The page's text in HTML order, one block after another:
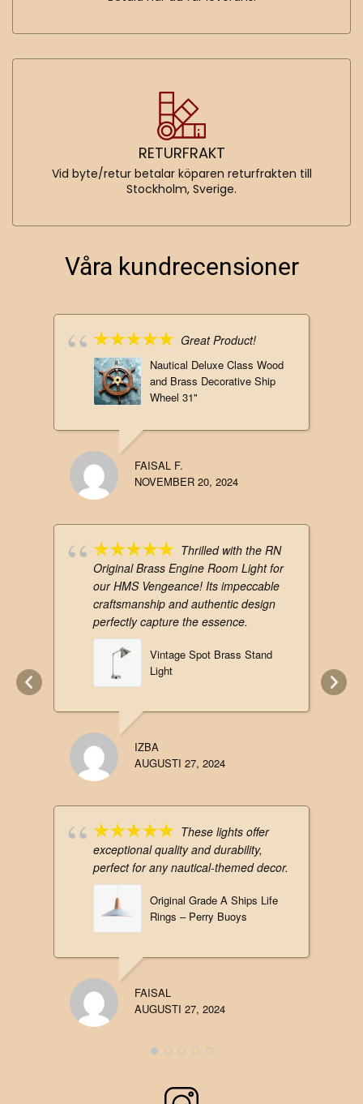
RETURFRAKT
Vid byte/retur betalar köparen returfrakten till
Stockholm, Sverige.
Våra kundrecensioner
Great Product!
Nautical Deluxe Class Wood
and Brass Decorative Ship
Wheel 31"
FAISAL F.
NOVEMBER 20, 2024
Thrilled with the RN
Original Brass Engine Room Light for
our HMS Vengeance! Its impeccable
craftsmanship and authentic design
perfectly capture the essence.
Vintage Spot Brass Stand
Light
IZBA
AUGUSTI 27, 2024
These lights offer
exceptional quality and durability,
perfect for any nautical-themed decor.
Original Grade A Ships Life
Rings – Perry Buoys
FAISAL
AUGUSTI 27, 2024